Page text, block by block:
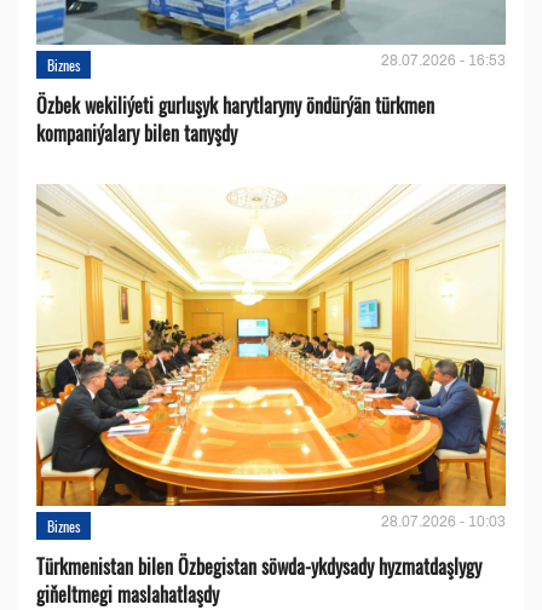
Biznes 28.07.2026 - 16:53
Özbek wekiliýeti gurluşyk harytlaryny öndürýän türkmen
kompaniýalary bilen tanyşdy
Biznes 28.07.2026 - 10:03
Türkmenistan bilen Özbegistan söwda-ykdysady hyzmatdaşlygy
giňeltmegi maslahatlaşdy